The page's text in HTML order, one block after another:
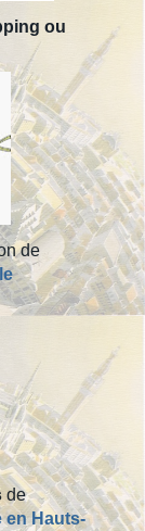
ou
de
de
en Hauts-